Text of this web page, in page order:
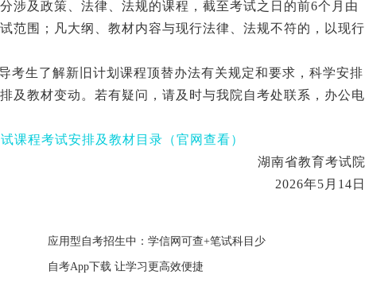
涉及政策、法律、法规的课程，截至考试之日的前6个月由
范围；凡大纲、教材内容与现行法律、法规不符的，以现行
考生了解新旧计划课程顶替办法有关规定和要求，科学安排
及教材变动。若有疑问，请及时与我院自考处联系，办公电
课程考试安排及教材目录（官网 查看）
湖南省教育考试院
2026年5 月 14 日
应用型自考招生中：学信网可查+笔试科目少
自考App下载 让学习更高效便捷